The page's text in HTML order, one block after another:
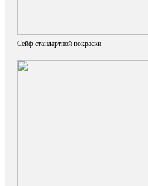
Сейф стандартной покраски